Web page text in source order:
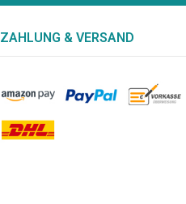
ZAHLUNG & VERSAND